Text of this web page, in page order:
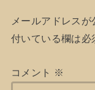
メールアドレスが
付いている欄は必
コメント ※